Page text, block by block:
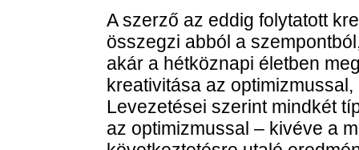
A szerző az eddig folytatott
összegzi abból a
akár a hétköznapi életben
kreativitása az
Levezetései szerint mindkét
az optimizmussal – kivéve a